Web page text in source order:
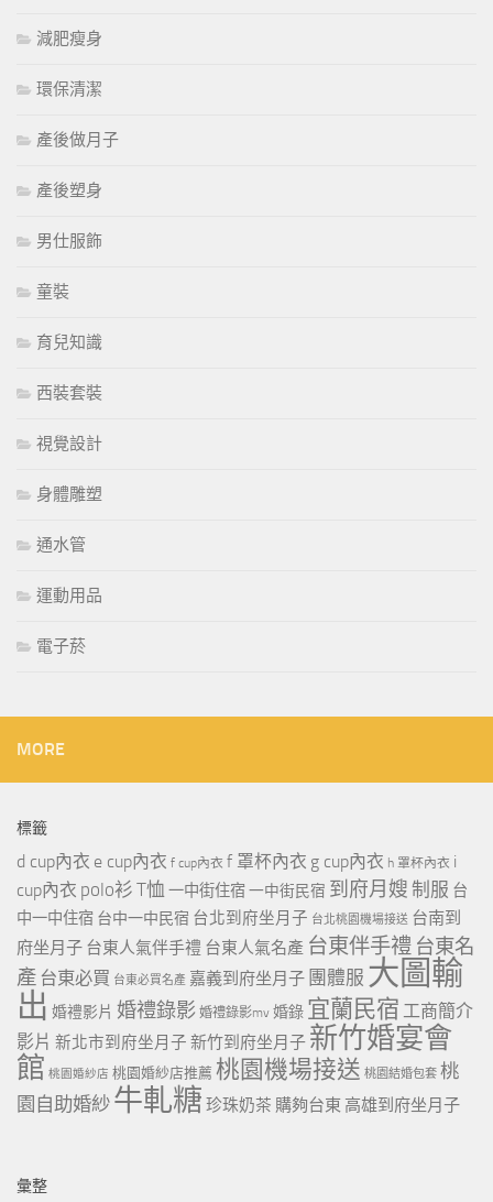
減肥瘦身
環保清潔
產後做月子
產後塑身
男仕服飾
童裝
育兒知識
西裝套裝
視覺設計
身體雕塑
通水管
運動用品
電子菸
MORE
標籤
d cup內衣 e cup內衣 f cup內衣 f 罩杯內衣 g cup內衣 h 罩杯內衣 i
cup內衣 polo衫 T恤 一中街住宿一中街民宿 到府月嫂 制服 台
中一中住宿 台中一中民宿 台北到府坐月子 台北桃園機場接送 台南到
府坐月子 台東人氣伴手禮 台東人氣名產 台東伴手禮 台東名
產 台東必買 台東必買名產 嘉義到府坐月子 團體服 大圖輸
出 婚禮影片 婚禮錄影 婚禮錄影mv 婚錄 宜蘭民宿 工商簡介
影片 新北市到府坐月子 新竹到府坐月子 新竹婚宴會
館 桃園婚紗店 桃園婚紗店推薦 桃園機場接送 桃園結婚包套 桃
園自助婚紗 牛軋糖 珍珠奶茶 購夠台東 高雄到府坐月子
彙整